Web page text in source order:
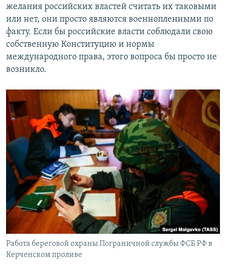
желания российских властей считать их таковыми
или нет, они просто являются военнопленными по
факту. Если бы российские власти соблюдали свою
собственную Конституцию и нормы
международного права, этого вопроса бы просто не
возникло.
Работа береговой охраны Пограничной службы ФСБ РФ в
Керченском проливе